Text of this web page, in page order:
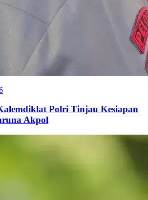
Polri Tinjau Kesiapan
Akpol